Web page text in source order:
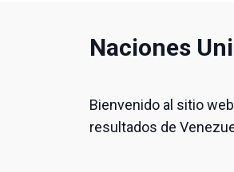
Naciones
Bienvenido al sitio
resultados de